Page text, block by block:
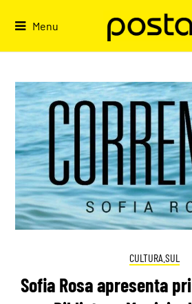
Menu
CULTURA.SUL
Sofia Rosa apresenta